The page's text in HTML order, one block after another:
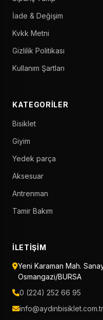
İade & Değişim
Kvkk Metni
Gizlilik Politikası
Kullanım Şartları
KATEGORILER
Bisiklet
Giyim
Yedek parça
Aksesuar
Antrenman
Tamir Bakım
İLETIŞIM
Yeni Karaman Mah.
Osmangazi/BURSA
0 (224) 252 66 95
info@aydinbisiklet.com.tr